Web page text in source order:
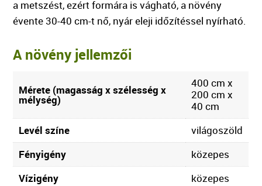
a metszést, ezért formára is vágható, a növény
évente 30-40 cm-t nő, nyár eleji időzítéssel nyírható.
A növény jellemzői
Mérete (magasság x szélesség x
mélység)
400 cm x
200 cm x
40 cm
Levél színe
világoszöld
Fényigény
közepes
Vízigény
közepes